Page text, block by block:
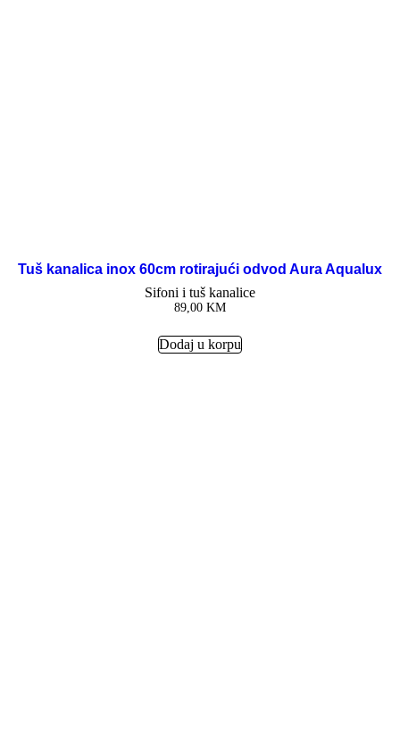
Tuš kanalica inox 60cm rotirajući odvod Aura Aqualux
Sifoni i tuš kanalice
89,00 KM
Dodaj u korpu